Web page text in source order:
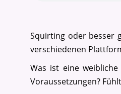
Squirting oder besser
verschiedenen
Was ist eine
Voraussetzungen?